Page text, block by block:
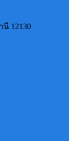
12130